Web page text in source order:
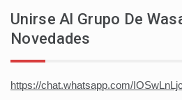
Unirse Al Grupo De
Novedades
https://chat.whatsapp.com/